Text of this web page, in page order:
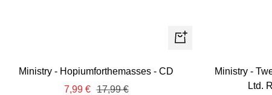
+
Ministry - Hopiumforthemasses - CD
Precio
7,99 € Precio
17,99 €
Ministry -
Ltd.